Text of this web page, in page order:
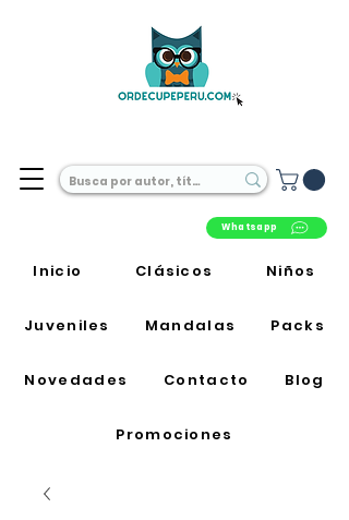
Whatsapp
Inicio Clásicos Niños
Juveniles Mandalas Packs
Novedades Contacto Blog
Promociones